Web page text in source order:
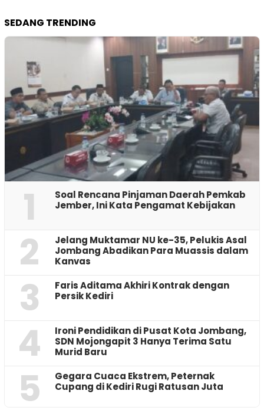
SEDANG TRENDING
1
‎Soal Rencana Pinjaman Daerah Pemkab
Jember, Ini Kata Pengamat Kebijakan ‎
2
Jelang Muktamar NU ke-35, Pelukis Asal
Jombang Abadikan Para Muassis dalam
Kanvas
3
Faris Aditama Akhiri Kontrak dengan
Persik Kediri
4
Ironi Pendidikan di Pusat Kota Jombang,
SDN Mojongapit 3 Hanya Terima Satu
Murid Baru
5
‎Gegara Cuaca Ekstrem, Peternak
Cupang di Kediri Rugi Ratusan Juta